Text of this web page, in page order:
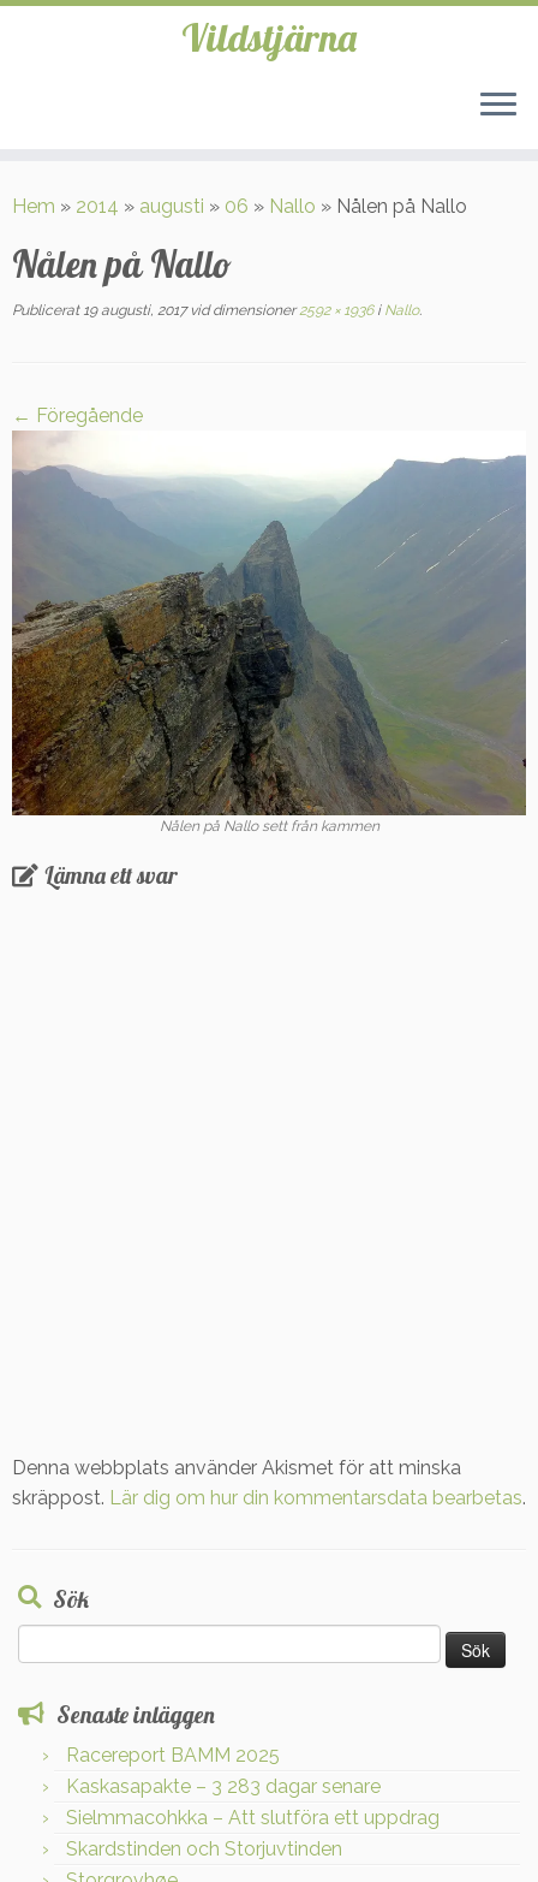
till
Vildstjärna
Hem » 2014 » augusti » 06 » Nallo » Nålen på Nallo
Nålen på Nallo
Publicerat 19 augusti, 2017vid dimensioner2592 × 1936iNallo.
← Föregående
Nålen på Nallo sett från kammen
Lämna ett svar
Denna webbplats använder Akismet för att minska
skräppost. Lär dig om hur din kommentarsdata bearbetas.
Sök
efter:
Senaste inläggen
Racereport BAMM 2025
Kaskasapakte – 3 283 dagar senare
Sielmmacohkka – Att slutföra ett uppdrag
Skardstinden och Storjuvtinden